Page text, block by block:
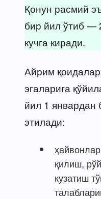
Қонун расмий
бир йил ўтиб —
кучга киради.
Айрим
эгаларига
йил 1
этилади:
қилиш,
кузатиш